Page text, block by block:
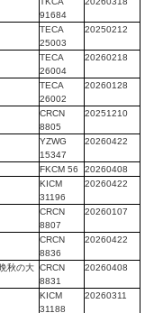
91684
TECA
25003
20250212
TECA
26004
20260218
TECA
26002
20260128
CRCN
8805
20251210
YZWG
15347
20260422
FKCM 56
20260408
KICM
31196
20260422
CRCN
8807
20260107
CRCN
8836
20260422
秋の大 CRCN
8831
20260408
KICM
31188
20260311